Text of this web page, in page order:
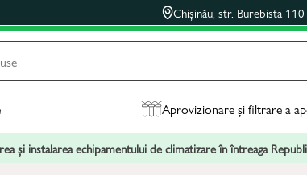
Chișinău, str. Burebista 110
Aprovizionare și filtrare a
și instalarea echipamentului de climatizare în întreaga